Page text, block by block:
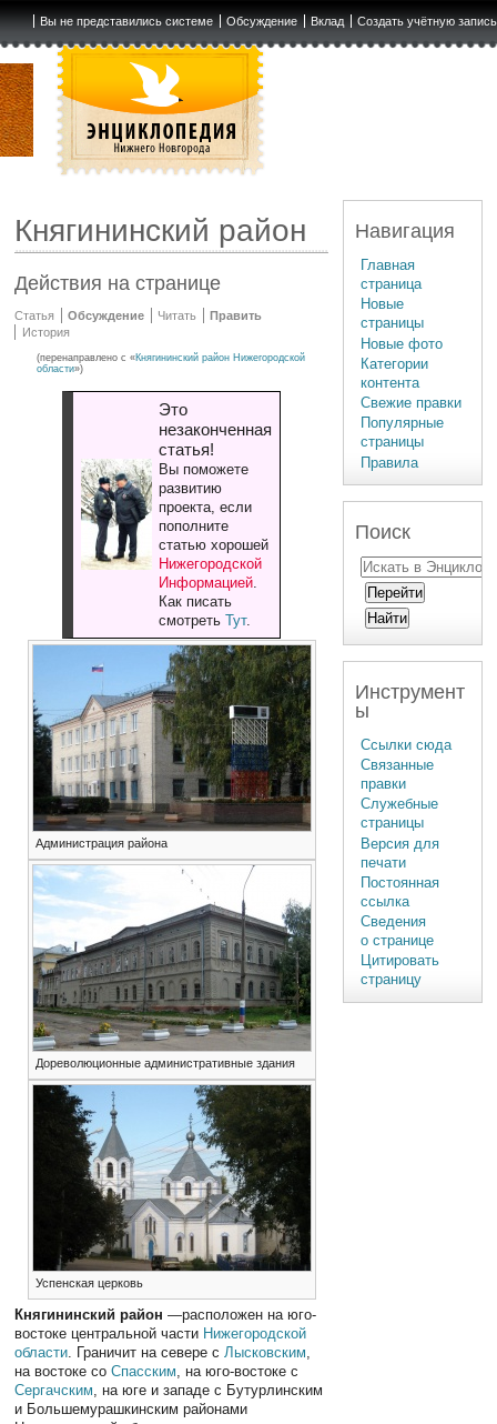
Вы не представились системе Обсуждение Вклад Создать учётную запись
Княгининский район
Действия на странице
Статья Обсуждение Читать
Править
История
(перенаправлено с «Княгининский район Нижегородской
области»)
Это
незаконченная
статья!
Вы поможете
развитию
проекта, если
пополните
статью хорошей
Нижегородской
Информацией.
Как писать
смотреть Тут.
Администрация района
Дореволюционные административные здания
Успенская церковь
Княгининский район —расположен на юго-
востоке центральной части Нижегородской
области. Граничит на севере сЛысковским,
на востоке соСпасским, на юго-востоке с
Сергачским, на юге и западе с Бутурлинским
и Большемурашкинским районами
Навигация
Главная
страница
Новые
страницы
Новые фото
Категории
контента
Свежие правки
Популярные
страницы
Правила
Поиск
Инструмент
ы
Ссылки сюда
Связанные
правки
Служебные
страницы
Версия для
печати
Постоянная
ссылка
Сведения
о странице
Цитировать
страницу